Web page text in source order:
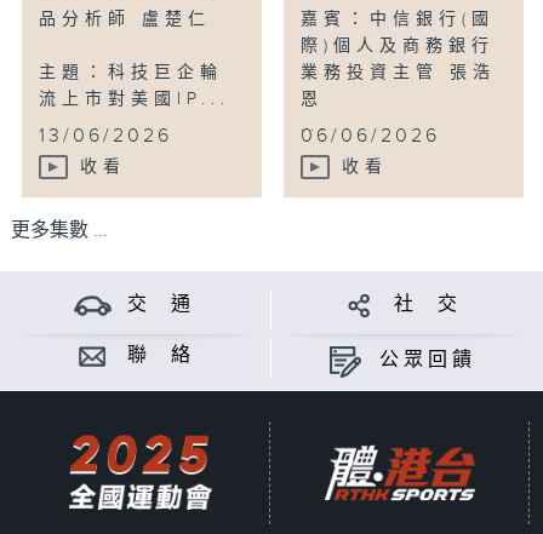
品分析師 盧楚仁
主題：科技巨企輪
流上市對美國IP...
13/06/2026
收看
嘉賓：中信銀行(國
際)個人及商務銀行
業務投資主管 張浩
恩
...
06/06/2026
收看
更多集數 ...
交 通 社 交
聯 絡 公眾回饋